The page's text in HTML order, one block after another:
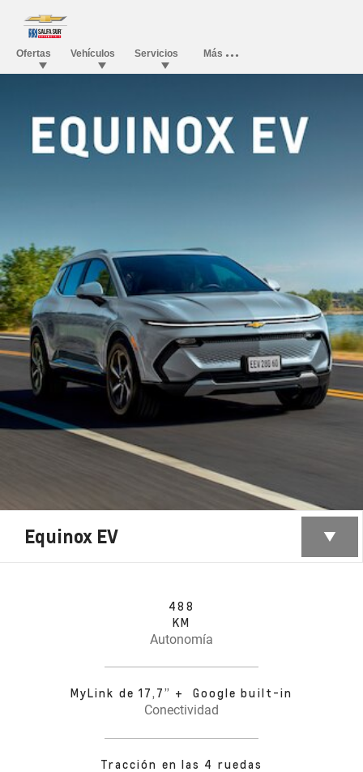
Equinox EV
488
KM
Autonomía
MyLink de 17,7” + Google built-in
Conectividad
Tracción en las 4 ruedas